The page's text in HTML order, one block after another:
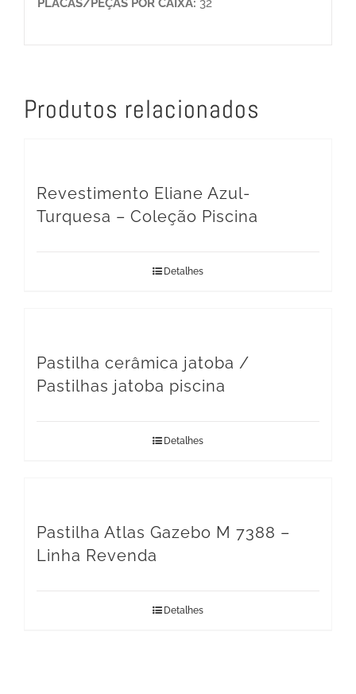
Produtos relacionados
Revestimento Eliane Azul-
Turquesa – Coleção Piscina
Detalhes
Pastilha cerâmica jatoba /
Pastilhas jatoba piscina
Detalhes
Pastilha Atlas Gazebo M 7388 –
Linha Revenda
Detalhes